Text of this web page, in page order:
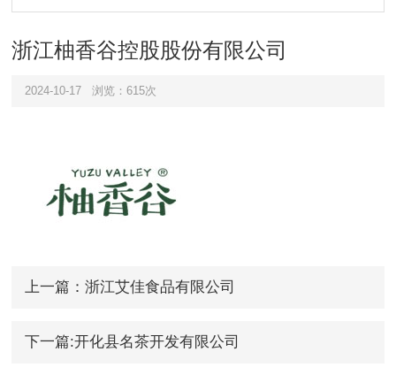
浙江柚香谷控股股份有限公司
2024-10-17 浏览：615次
上一篇：浙江艾佳食品有限公司
下一篇:开化县名茶开发有限公司